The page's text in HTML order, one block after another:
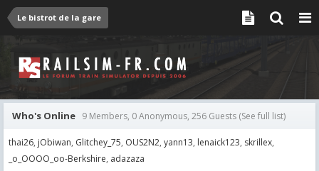
Le bistrot de la gare
Who's Online 9 Members, 0 Anonymous, 256 Guests (See full list)
thai26 jObiwan Glitchey_75 OUS2N2 yann13 lenaick123 skrillex
_o_OOOO_oo-Berkshire adazaza